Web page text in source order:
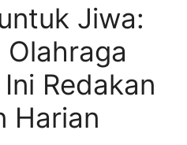
Jiwa:
Olahraga
Redakan
Harian